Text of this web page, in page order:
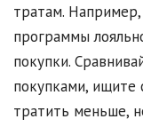
тратам.
программы
покупки.
покупками, ищите
тратить меньше,